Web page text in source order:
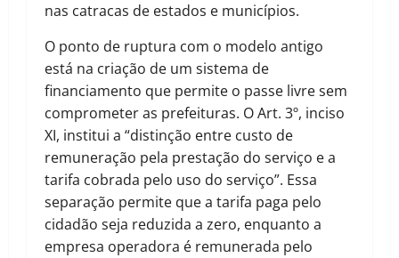
nas catracas de estados e municípios.
O ponto de ruptura com o modelo antigo
está na criação de um sistema de
financiamento que permite o passe livre sem
comprometer as prefeituras. O Art. 3º, inciso
XI, institui a “distinção entre custo de
remuneração pela prestação do serviço e a
tarifa cobrada pelo uso do serviço”. Essa
separação permite que a tarifa paga pelo
cidadão seja reduzida a zero, enquanto a
empresa operadora é remunerada pelo